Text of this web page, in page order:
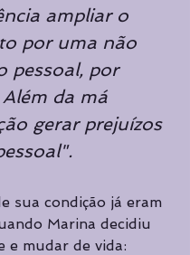
ampliar o
por uma não
pessoal, por
da má
gerar prejuízos
sua condição já eram
Marina decidiu
e mudar de vida: